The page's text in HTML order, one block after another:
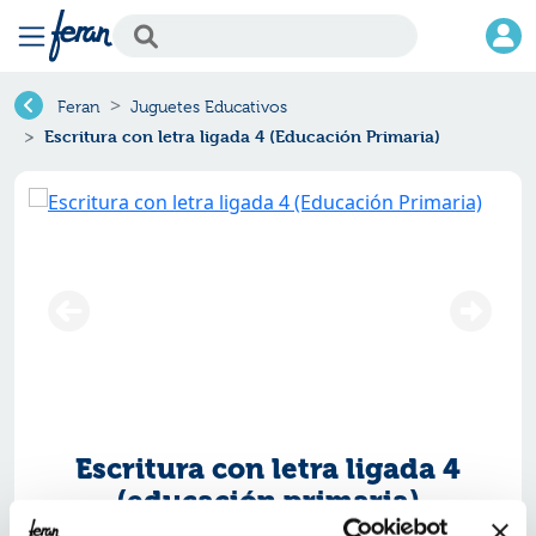
Feran Juguetes Educativos
Escritura con letra ligada 4 (Educación Primaria)
Escritura con letra ligada 4
(educación primaria)